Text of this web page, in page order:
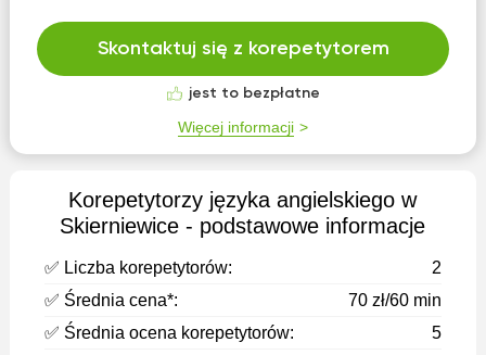
Skontaktuj się z korepetytorem
jest to bezpłatne
Więcej informacji
Korepetytorzy języka angielskiego w
Skierniewice - podstawowe informacje
✅ Liczba korepetytorów:
2
✅ Średnia cena*:
70 zł/60 min
✅ Średnia ocena korepetytorów:
5